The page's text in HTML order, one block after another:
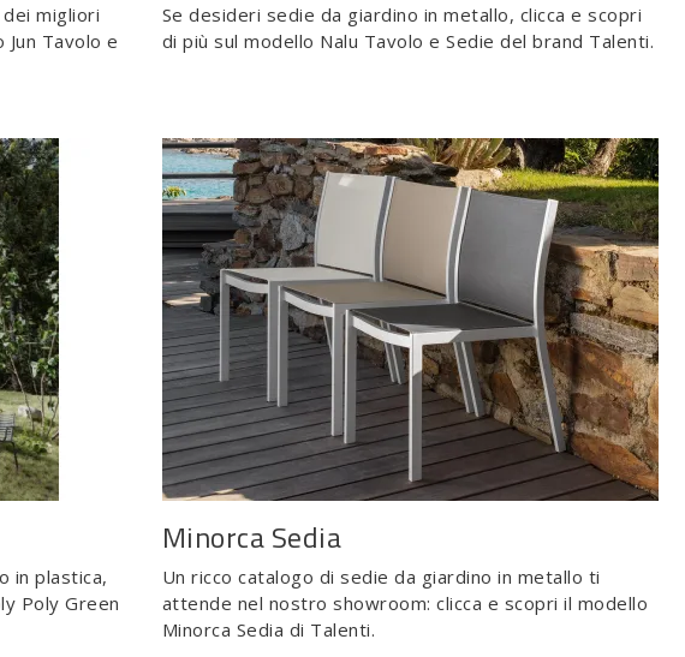
migliori
Tavolo e
Se desideri sedie da giardino in metallo, clicca e scopri
di più sul modello Nalu Tavolo e Sedie del brand Talenti.
in plastica,
Poly Green
Minorca Sedia
Un ricco catalogo di sedie da giardino in metallo ti
attende nel nostro showroom: clicca e scopri il modello
Minorca Sedia di Talenti.